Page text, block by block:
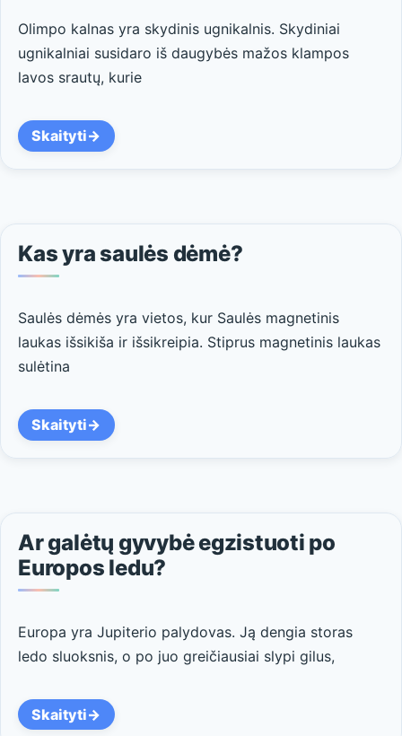
Olimpo kalnas yra skydinis ugnikalnis. Skydiniai
ugnikalniai susidaro iš daugybės mažos klampos
lavos srautų, kurie
Skaityti
Kas yra saulės dėmė?
Saulės dėmės yra vietos, kur Saulės magnetinis
laukas išsikiša ir išsikreipia. Stiprus magnetinis laukas
sulėtina
Skaityti
Ar galėtų gyvybė egzistuoti po
Europos ledu?
Europa yra Jupiterio palydovas. Ją dengia storas
ledo sluoksnis, o po juo greičiausiai slypi gilus,
Skaityti